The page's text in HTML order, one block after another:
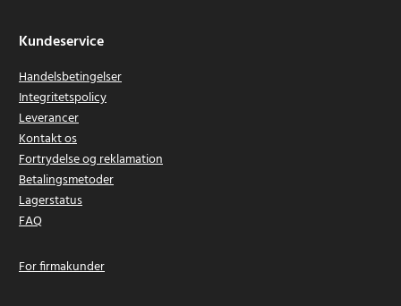
Kundeservice
Handelsbetingelser
Integritetspolicy
Leverancer
Kontakt os
Fortrydelse og reklamation
Betalingsmetoder
Lagerstatus
FAQ
For firmakunder